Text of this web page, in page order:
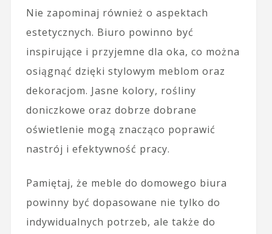
Nie zapominaj również o aspektach
estetycznych. Biuro powinno być
inspirujące i przyjemne dla oka, co można
osiągnąć dzięki stylowym meblom oraz
dekoracjom. Jasne kolory, rośliny
doniczkowe oraz dobrze dobrane
oświetlenie mogą znacząco poprawić
nastrój i efektywność pracy.
Pamiętaj, że meble do domowego biura
powinny być dopasowane nie tylko do
indywidualnych potrzeb, ale także do